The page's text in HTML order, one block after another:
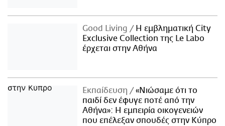
Good Living
Η εμβληματική City
Exclusive Collection της Le Labo
έρχεται στην Αθήνα
Εκπαίδευση
«Νιώσαμε ότι το
παιδί δεν έφυγε ποτέ από την
Αθήνα»: Η εμπειρία οικογενειών
που επέλεξαν σπουδές στην Κύπρο